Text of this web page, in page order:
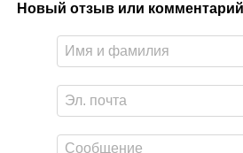
Новый отзыв или комментарий